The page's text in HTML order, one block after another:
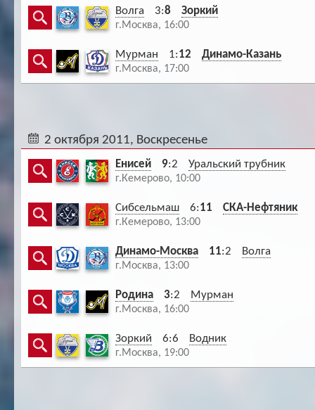
Волга 3:8 Зоркий
г.Москва, 16:00
Мурман 1:12 Динамо-Казань
г.Москва, 17:00
2 октября 2011, Воскресенье
Енисей 9:2 Уральский трубник
г.Кемерово, 10:00
Сибсельмаш 6:11 СКА-Нефтяник
г.Кемерово, 13:00
Динамо-Москва 11:2 Волга
г.Москва, 13:00
Родина 3:2 Мурман
г.Москва, 16:00
Зоркий 6:6 Водник
г.Москва, 19:00